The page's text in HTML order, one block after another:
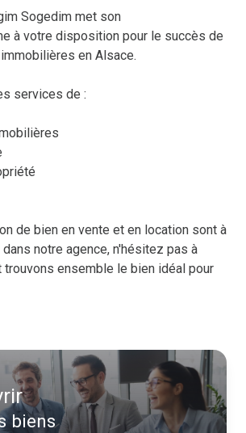
biens
Sogedim met son
à votre disposition pour le succès de
en Alsace.
services de :
de bien en vente et en location sont à
notre agence, n'hésitez pas à
trouvons ensemble le bien idéal pour